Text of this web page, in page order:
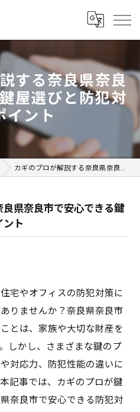
する奈良県奈良
屋選びと防犯対
イント
カギのプロが解説する奈良県奈良市で安心できる鍵屋選びと防犯対策のポイント
県奈良市で安心できる鍵
ント
宅やオフィスの防犯対策に
りませんか？奈良県奈良市
とは、家族や大切な財産を
しかし、さまざまな鍵のプ
対応力、防犯性能の違いに
記事では、カギのプロが鍵
奈良市で安心できる防犯対